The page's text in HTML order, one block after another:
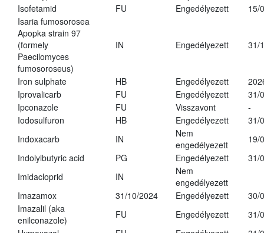
Isofetamid
FU Engedélyezett
15/
Isaria fumosorosea
Apopka strain 97
(formely
Paecilomyces
fumosoroseus)
IN Engedélyezett 31/
Iron sulphate HB Engedélyezett
Iprovalicarb
FU Engedélyezett
31/
Ipconazole
FU Visszavont
-
Iodosulfuron
HB Engedélyezett
31/
Indoxacarb
IN
Nem
engedélyezett
19/
Indolylbutyric acid
PG Engedélyezett
31/
Imidacloprid
IN
Nem
engedélyezett
Imazamox
31/10/2024 Engedélyezett
30/
Imazalil (aka
enilconazole)
FU Engedélyezett
31/